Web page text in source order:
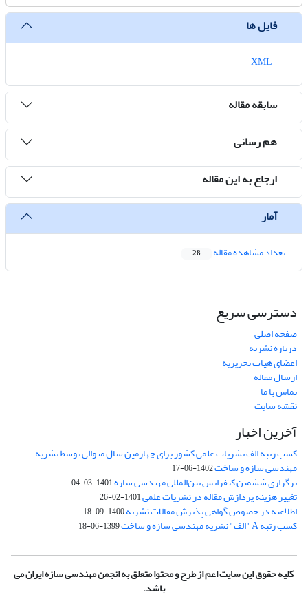
فایل ها
سابقه مقاله
هم رسانی
ارجاع به این مقاله
آمار
تعداد مشاهده مقاله 28
دسترسی سریع
صفحه اصلی
درباره نشریه
اعضای هیات تحریریه
ارسال مقاله
تماس با ما
نقشه سایت
آخرین اخبار
کسب رتبه الف نشریات علمی کشور برای چهارمین سال متوالی توسط نشریه
مهندسی سازه و ساخت1402-06-17
برگزاری ششمین کنفرانس بین‌المللی مهندسی سازه1401-03-04
تغییر هزینه پردازش مقاله در نشریات علمی1401-02-26
اطلاعیه در خصوص گواهی پذیرش مقالات نشریه1400-09-18
کسب رتبه A "الف" نشریه مهندسی سازه و ساخت 1399-06-18
کلیه حقوق این سایت اعم از طرح و محتوا متعلق به انجمن مهندسی سازه ایران می
باشد.